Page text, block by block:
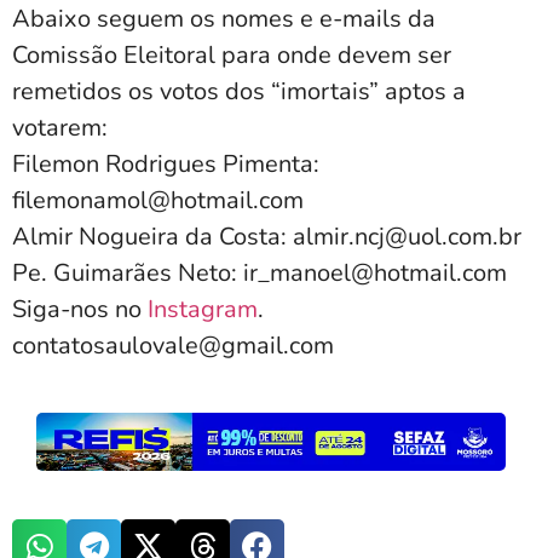
Abaixo seguem os nomes e e-mails da
Comissão Eleitoral para onde devem ser
remetidos os votos dos “imortais” aptos a
votarem:
Filemon Rodrigues Pimenta:
filemonamol@hotmail.com
Almir Nogueira da Costa: almir.ncj@uol.com.br
Pe. Guimarães Neto: ir_manoel@hotmail.com
Siga-nos no Instagram.
contatosaulovale@gmail.com